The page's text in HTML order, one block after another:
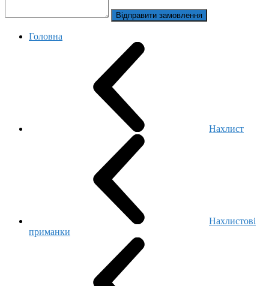
Відправити замовлення
Головна
Нахлист
Нахлистові
приманки